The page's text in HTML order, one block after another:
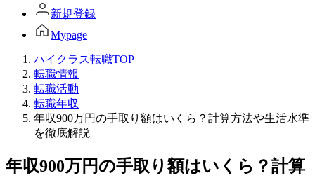
新規登録
Mypage
ハイクラス転職TOP
転職情報
転職活動
転職年収
年収900万円の手取り額はいくら？計算方法や生活水準
を徹底解説
年収900万円の手取り額はいくら？計算